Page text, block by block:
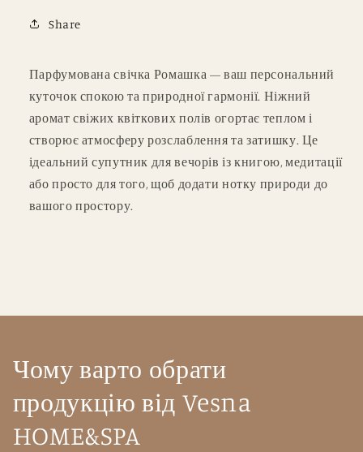
Share
Парфумована свічка Ромашка — ваш персональний
куточок спокою та природної гармонії. Ніжний
аромат свіжих квіткових полів огортає теплом і
створює атмосферу розслаблення та затишку. Це
ідеальний супутник для вечорів із книгою, медитації
або просто для того, щоб додати нотку природи до
вашого простору.
Чому варто обрати
продукцію від Vesna
HOME&SPA